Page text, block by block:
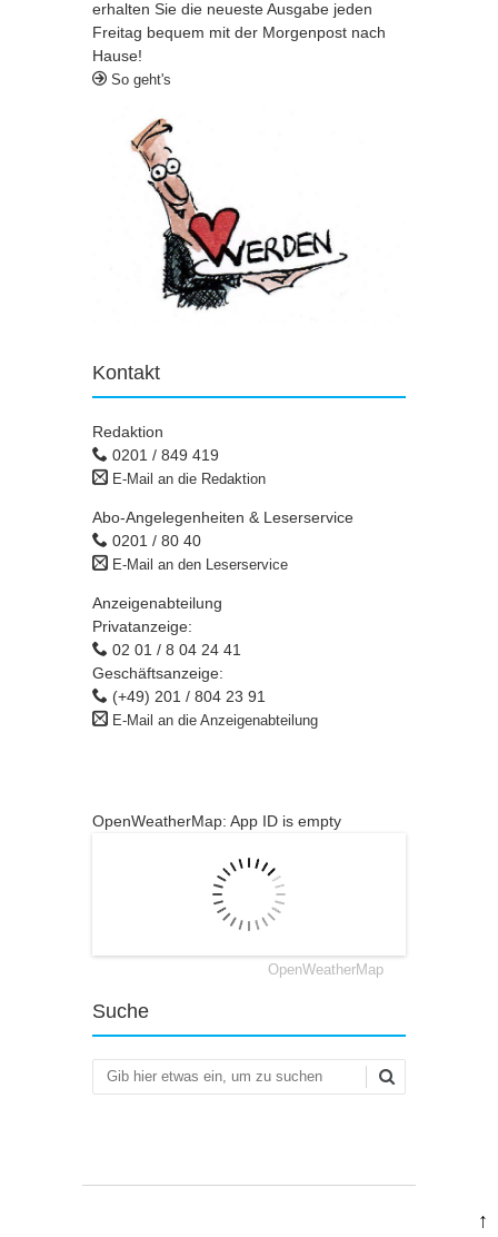
erhalten Sie die neueste Ausgabe jeden
Freitag bequem mit der Morgenpost nach
Hause!
So geht's
Kontakt
Redaktion
0201 / 849 419
E-Mail an die Redaktion
Abo-Angelegenheiten & Leserservice
0201 / 80 40
E-Mail an den Leserservice
Anzeigenabteilung
Privatanzeige:
02 01 / 8 04 24 41
Geschäftsanzeige:
(+49) 201 / 804 23 91
E-Mail an die Anzeigenabteilung
OpenWeatherMap: App ID is empty
OpenWeatherMap
Suche
Suchen
↑